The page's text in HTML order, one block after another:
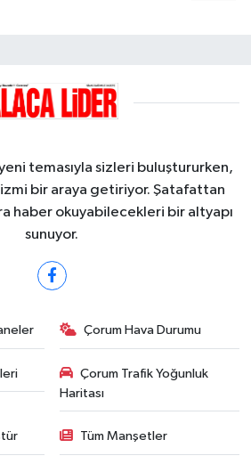
temasıyla sizleri buluştururken,
bir araya getiriyor. Şatafattan
haber okuyabilecekleri bir altyapı
sunuyor.
Çorum Hava Durumu
Çorum Trafik Yoğunluk
Haritası
Tüm Manşetler